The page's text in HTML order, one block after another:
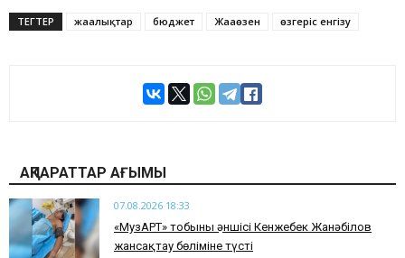
ТЕГТЕР жаңалықтар бюджет Жаңаөзен өзгеріс енгізу
АҚПАРАТТАР АҒЫМЫ
07.08.2026 18:33
«МузАРТ» тобының әншісі Кенжебек Жанәбілов
жансақтау бөліміне түсті